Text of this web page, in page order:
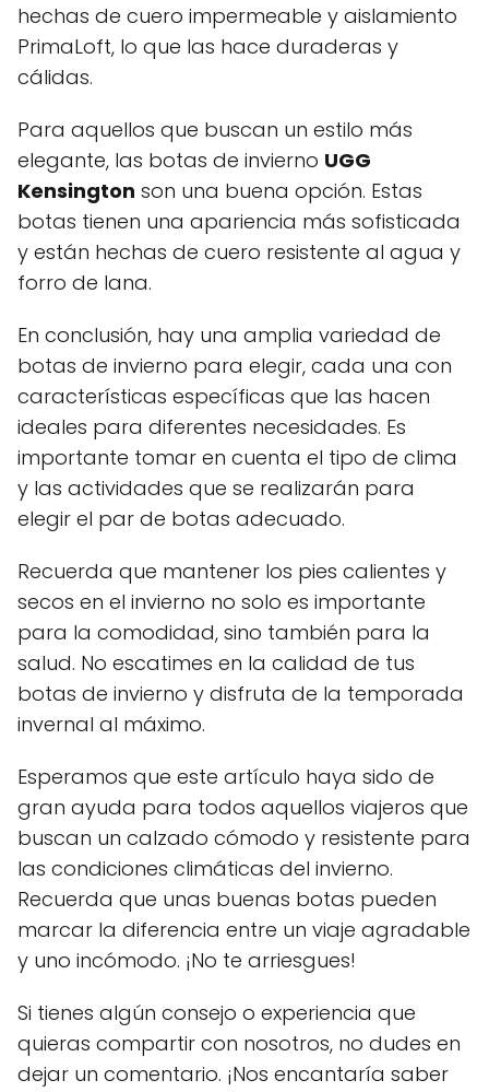
hechas de cuero impermeable y aislamiento
PrimaLoft, lo que las hace duraderas y
cálidas.
Para aquellos que buscan un estilo más
elegante, las botas de invierno UGG
Kensington son una buena opción. Estas
botas tienen una apariencia más sofisticada
y están hechas de cuero resistente al agua y
forro de lana.
En conclusión, hay una amplia variedad de
botas de invierno para elegir, cada una con
características específicas que las hacen
ideales para diferentes necesidades. Es
importante tomar en cuenta el tipo de clima
y las actividades que se realizarán para
elegir el par de botas adecuado.
Recuerda que mantener los pies calientes y
secos en el invierno no solo es importante
para la comodidad, sino también para la
salud. No escatimes en la calidad de tus
botas de invierno y disfruta de la temporada
invernal al máximo.
Esperamos que este artículo haya sido de
gran ayuda para todos aquellos viajeros que
buscan un calzado cómodo y resistente para
las condiciones climáticas del invierno.
Recuerda que unas buenas botas pueden
marcar la diferencia entre un viaje agradable
y uno incómodo. ¡No te arriesgues!
Si tienes algún consejo o experiencia que
quieras compartir con nosotros, no dudes en
dejar un comentario. ¡Nos encantaría saber